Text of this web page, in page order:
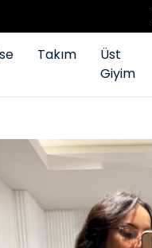
Takım
Üst
Giyim